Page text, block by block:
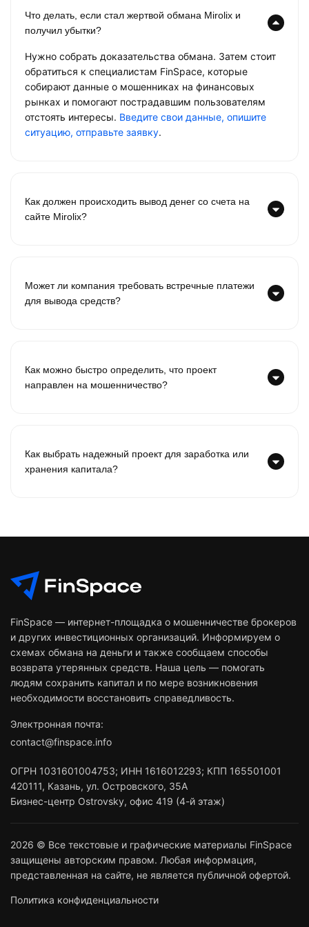
Что делать, если стал жертвой обмана Mirolix и
получил убытки?
Нужно собрать доказательства обмана. Затем стоит
обратиться к специалистам FinSpace, которые
собирают данные о мошенниках на финансовых
рынках и помогают пострадавшим пользователям
отстоять интересы. Введите свои данные, опишите
ситуацию, отправьте заявку.
Как должен происходить вывод денег со счета на
сайте Mirolix?
Может ли компания требовать встречные платежи
для вывода средств?
Как можно быстро определить, что проект
направлен на мошенничество?
Как выбрать надежный проект для заработка или
хранения капитала?
FinSpace — интернет-площадка о мошенничестве брокеров
и других инвестиционных организаций. Информируем о
схемах обмана на деньги и также сообщаем способы
возврата утерянных средств. Наша цель — помогать
людям сохранить капитал и по мере возникновения
необходимости восстановить справедливость.
Электронная почта:
contact@finspace.info
ОГРН 1031601004753; ИНН 1616012293; КПП 165501001
420111, Казань, ул. Островского, 35А
Бизнес-центр Ostrovsky, офис 419 (4-й этаж)
2026 © Все текстовые и графические материалы FinSpace
защищены авторским правом. Любая информация,
представленная на сайте, не является публичной офертой.
Политика конфиденциальности